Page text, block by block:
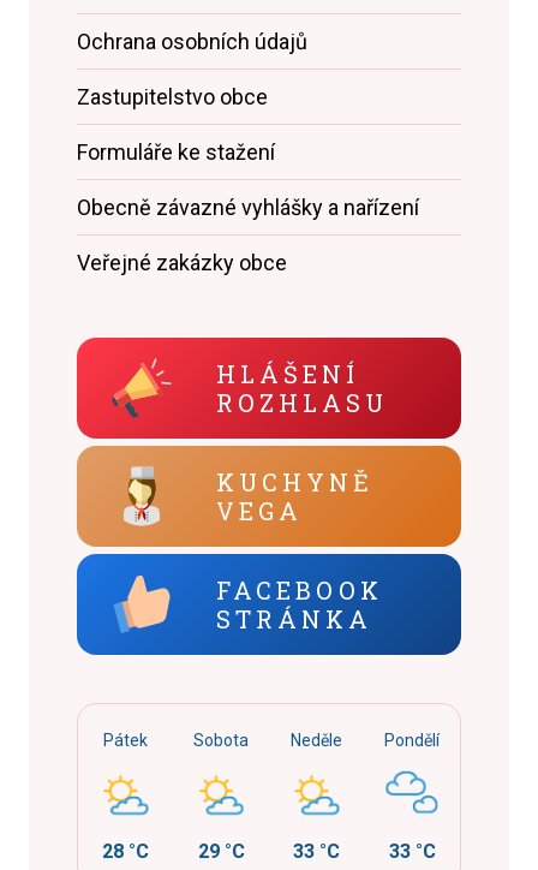
Ochrana osobních údajů
Zastupitelstvo obce
Formuláře ke stažení
Obecně závazné vyhlášky a nařízení
Veřejné zakázky obce
HLÁŠENÍ
ROZHLASU
KUCHYNĚ
VEGA
FACEBOOK
STRÁNKA
Pátek
28 °C
Sobota
29 °C
Neděle
33 °C
Pondělí
33 °C